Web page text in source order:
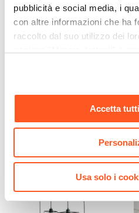
pubblicità e social media, i
con altre informazioni che ha
raccolto dal suo utilizzo dei
momento. Per maggiori
Accetta
Usa solo i
Metallo
Spessore
1,8 cm
Portata Massima
Nero
Verniciatura a polvere
Assemblato
No
€ 32,00